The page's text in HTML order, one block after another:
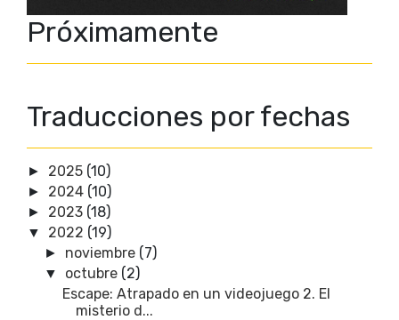
Próximamente
Traducciones por fechas
► 2025 (10)
► 2024 (10)
► 2023 (18)
▼ 2022 (19)
► noviembre (7)
▼ octubre (2)
Escape: Atrapado en un videojuego 2. El
misterio d...